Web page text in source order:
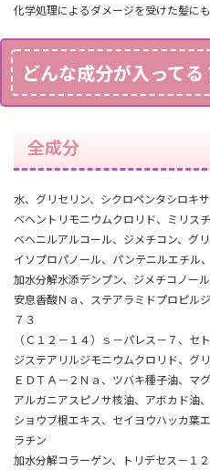
化学処理によるダメージを受けた髪に
どんな成分が入ってる
全成分
水、グリセリン、シクロペンタシロキ
ベヘントリモニウムクロリド、ミリス
ベヘニルアルコール、ジメチコン、グ
イソプロパノール、パンテニルエチル
加水分解水添デンプン、ジメチコノー
安息香酸Ｎａ、ステアラミドプロピル
７３
（Ｃ１２－１４）ｓ－パレス－７、セ
ジステアリルジモニウムクロリド、グ
ＥＤＴＡ－２Ｎａ、ツバキ種子油、マ
アルガニアスピノサ核油、アボカド油
ショウブ根エキス、セイヨウハッカ葉
ラチン
加水分解コラーゲン、トリデセス－１